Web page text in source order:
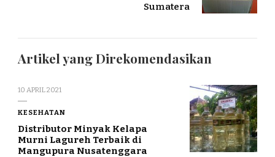
Sumatera
Artikel yang Direkomendasikan
10 APRIL 2021
KESEHATAN
Distributor Minyak Kelapa
Murni Lagureh Terbaik di
Mangupura Nusatenggara